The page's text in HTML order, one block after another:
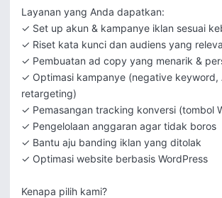
Layanan yang Anda dapatkan:
✓ Set up akun & kampanye iklan sesuai
✓ Riset kata kunci dan audiens yang
✓ Pembuatan ad copy yang menarik &
✓ Optimasi kampanye (negative keyword,
retargeting)
✓ Pemasangan tracking konversi (tombol
✓ Pengelolaan anggaran agar tidak boros
✓ Bantu aju banding iklan yang ditolak
✓ Optimasi website berbasis WordPress
Kenapa pilih kami?